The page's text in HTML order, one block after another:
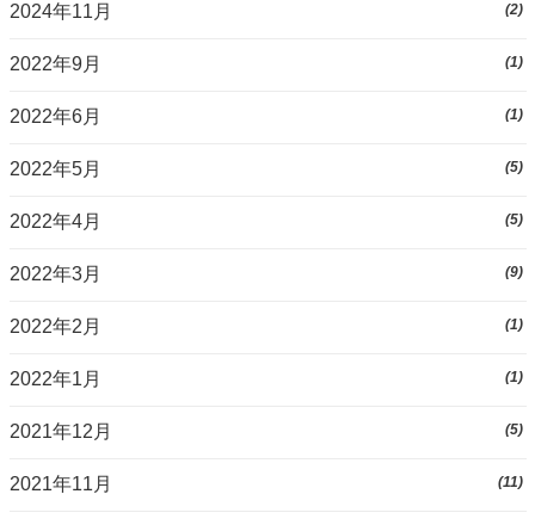
2024年11月 (2)
2022年9月 (1)
2022年6月 (1)
2022年5月 (5)
2022年4月 (5)
2022年3月 (9)
2022年2月 (1)
2022年1月 (1)
2021年12月 (5)
2021年11月 (11)